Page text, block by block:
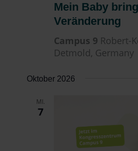
Mein Baby
Veränderung
Campus 9 Robert-
Detmold, Germany
Oktober 2026
MI.
7